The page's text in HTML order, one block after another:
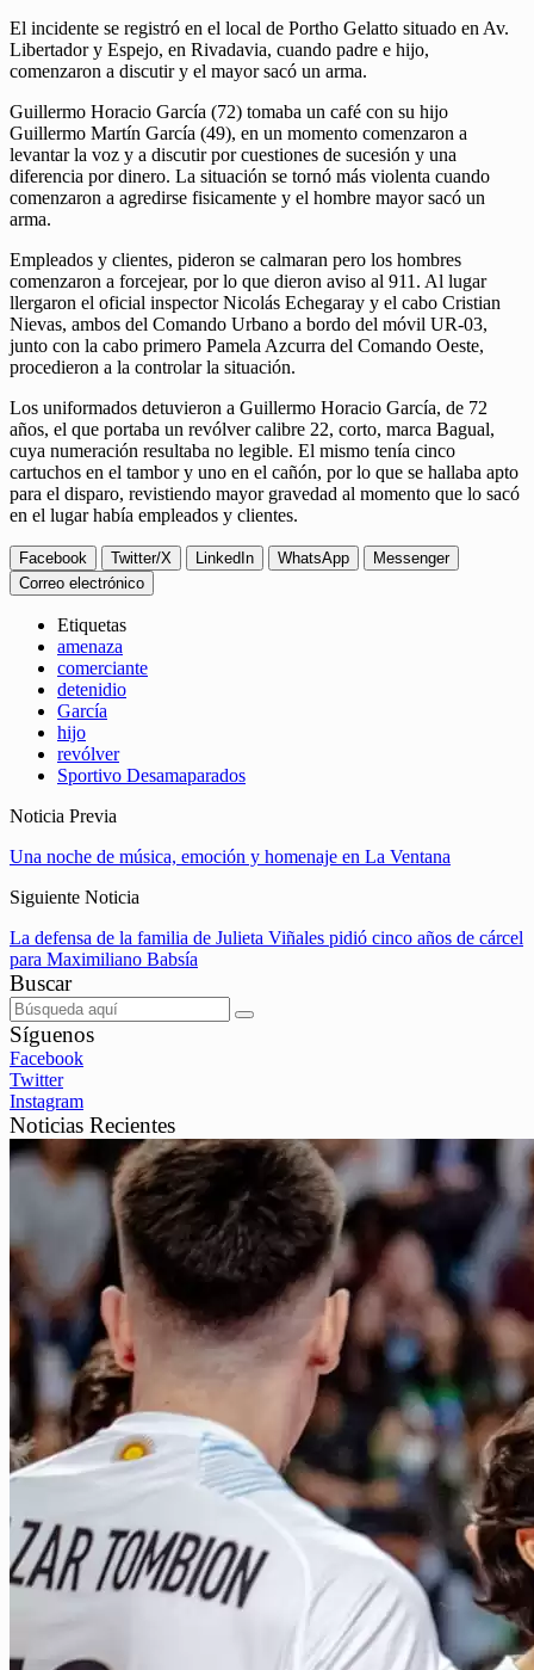
El incidente se registró en el local de Portho Gelatto situado en Av.
Libertador y Espejo, en Rivadavia, cuando padre e hijo,
comenzaron a discutir y el mayor sacó un arma.
Guillermo Horacio García (72) tomaba un café con su hijo
Guillermo Martín García (49), en un momento comenzaron a
levantar la voz y a discutir por cuestiones de sucesión y una
diferencia por dinero. La situación se tornó más violenta cuando
comenzaron a agredirse fisicamente y el hombre mayor sacó un
arma.
Empleados y clientes, pideron se calmaran pero los hombres
comenzaron a forcejear, por lo que dieron aviso al 911. Al lugar
llergaron el oficial inspector Nicolás Echegaray y el cabo Cristian
Nievas, ambos del Comando Urbano a bordo del móvil UR-03,
junto con la cabo primero Pamela Azcurra del Comando Oeste,
procedieron a la controlar la situación.
Los uniformados detuvieron a Guillermo Horacio García, de 72
años, el que portaba un revólver calibre 22, corto, marca Bagual,
cuya numeración resultaba no legible. El mismo tenía cinco
cartuchos en el tambor y uno en el cañón, por lo que se hallaba apto
para el disparo, revistiendo mayor gravedad al momento que lo sacó
en el lugar había empleados y clientes.
Facebook Twitter/X LinkedIn WhatsApp
Messenger
Correo electrónico
Etiquetas
amenaza
comerciante
detenidio
García
hijo
revólver
Sportivo Desamaparados
Noticia Previa
Una noche de música, emoción y homenaje en La Ventana
Siguiente Noticia
La defensa de la familia de Julieta Viñales pidió cinco años de cárcel
para Maximiliano Babsía
Buscar
Síguenos
Facebook
Twitter
Instagram
Noticias Recientes